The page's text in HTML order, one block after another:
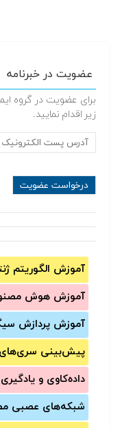
عضویت در خبرنامه
برای عضویت در گروه
زیر اقدام نمایید.
آموزش الگوریتم
آموزش‌ هوش
آموزش‌ پردازش
پیش‌‌بینی سری‌‌های
داده‌کاوی و
شبکه‌های عصبی